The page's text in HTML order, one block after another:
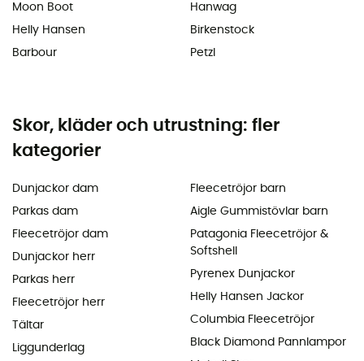
Moon Boot
Helly Hansen
Barbour
Hanwag
Birkenstock
Petzl
Skor, kläder och utrustning: fler
kategorier
Dunjackor dam
Parkas dam
Fleecetröjor dam
Dunjackor herr
Parkas herr
Fleecetröjor herr
Tältar
Liggunderlag
Fleecetröjor barn
Aigle Gummistövlar barn
Patagonia Fleecetröjor &
Softshell
Pyrenex Dunjackor
Helly Hansen Jackor
Columbia Fleecetröjor
Black Diamond Pannlampor